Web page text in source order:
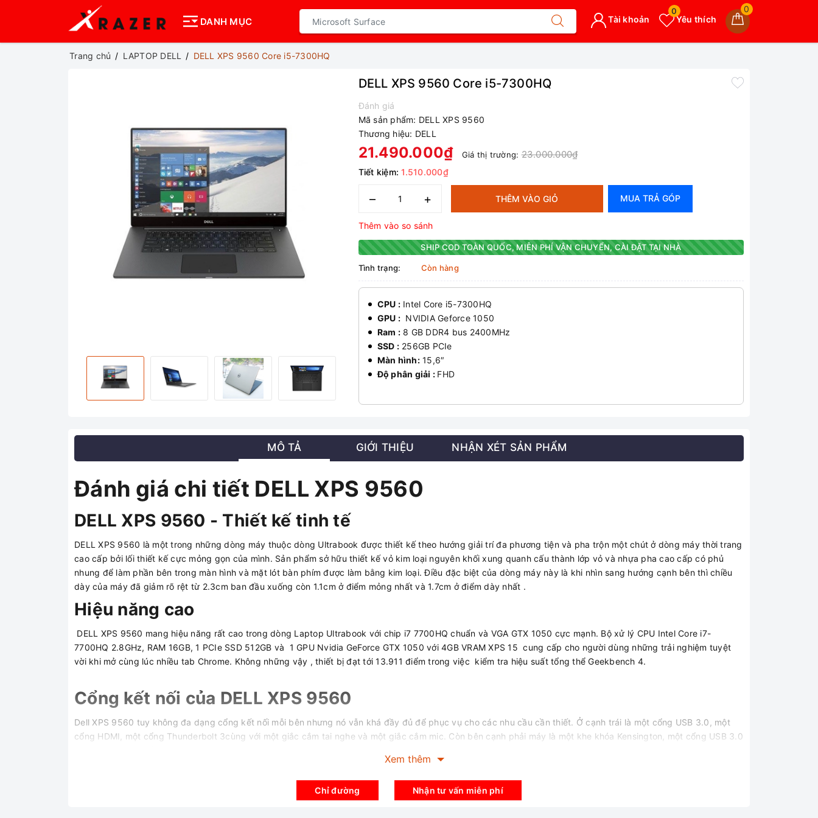
DANH MỤC
0
Yêu thích
0
Tài khoản
Trang chủ LAPTOP DELL DELL XPS 9560 Core i5-7300HQ
DELL XPS 9560 Core i5-7300HQ
Đánh giá
Mã sản phẩm: DELL XPS 9560
Thương hiệu: DELL
21.490.000₫ Giá thị trường:23.000.000₫
Tiết kiệm:1.510.000₫
– + THÊM VÀO GIỎ MUA TRẢ GÓP
Thêm vào so sánh
SHIP COD TOÀN QUỐC, MIỄN PHÍ VẬN CHUYỂN, CÀI ĐẶT TẠI NHÀ
Tình trạng: Còn hàng
CPU :Intel Core i5-7300HQ
GPU :NVIDIA Geforce 1050
Ram :8 GB DDR4 bus 2400MHz
SSD :256GB PCIe
Màn hình:15,6″
Độ phân giải : FHD
MÔ TẢ GIỚI THIỆU NHẬN XÉT SẢN PHẨM
Đánh giá chi tiết DELL XPS 9560
DELL XPS 9560 - Thiết kế tinh tế
DELL XPS 9560 là một trong những dòng máy thuộc dòng Ultrabook được thiết kế theo hướng giải trí đa phương tiện và pha trộn một chút ở dòng máy thời trang
cao cấp bởi lối thiết kế cực mỏng gọn của mình. Sản phẩm sở hữu thiết kế vỏ kim loại nguyên khối xung quanh cấu thành lớp vỏ và nhựa pha cao cấp có phủ
nhung để làm phần bên trong màn hình và mặt lót bàn phím được làm bằng kim loại. Điều đặc biệt của dòng máy này là khi nhìn sang hướng cạnh bên thì chiều
dày của máy đã giảm rõ rệt từ 2.3cm ban đầu xuống còn 1.1cm ở điểm mỏng nhất và 1.7cm ở điểm dày nhất .
Hiệu năng cao
DELL XPS 9560 mang hiệu năng rất cao trong dòng Laptop Ultrabook với chip i7 7700HQ chuẩn và VGA GTX 1050 cực mạnh. Bộ xử lý CPU Intel Core i7-
7700HQ 2.8GHz, RAM 16GB, 1 PCIe SSD 512GB và 1 GPU Nvidia GeForce GTX 1050 với 4GB VRAM XPS 15 cung cấp cho người dùng những trải nghiệm tuyệt
vời khi mở cùng lúc nhiều tab Chrome. Không những vậy , thiết bị đạt tới 13.911 điểm trong việc kiểm tra hiệu suất tổng thể Geekbench 4.
Cổng kết nối của DELL XPS 9560
Dell XPS 9560 tuy không đa dạng cổng kết nối mỗi bên nhưng nó vẫn khá đầy đủ để phục vụ cho các nhu cầu cần thiết. Ở cạnh trái là một cổng USB 3.0, một
cổng HDMI, một cổng Thunderbolt 3cùng với một giắc cắm tai nghe và một giắc cắm mic. Còn bên cạnh phải máy là một khe khóa Kensington, một cổng USB 3.0
Màn hình của Dell XPS 9560 là màn hình 4K cỡ 15,6 inch đem lại chất lượng hình ảnh cực kì rõ nét và chân thực mang lại cho người dùng sự trải nghiệm tuyệt vời
Xem thêm
Chỉ đường Nhận tư vấn miễn phí